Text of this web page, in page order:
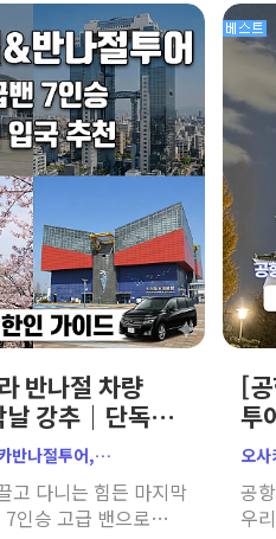
반나절 차량
강추｜단독
밴｜e-
반나절투어,
사카공항픽업,
사카가족여행,
사카주유패스,
고 다니는 힘든 마지막
인승 고급 밴으로
[
투
공
오
간
오
오
공
우